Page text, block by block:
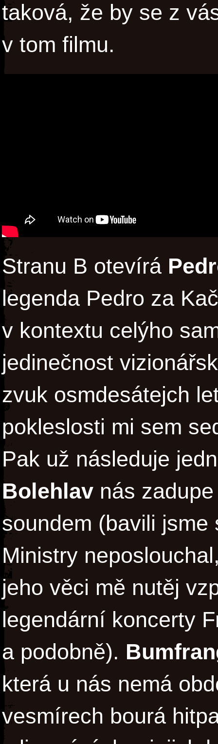
taková, že by se z
v tom filmu.
Stranu B otevírá
legenda Pedro za
v kontextu celýho
jedinečnost
zvuk osmdesátejch
pokleslosti mi sem
Pak už následuje
Bolehlav nás
soundem (bavili
Ministry
jeho věci mě nutěj
legendární koncerty
a podobně).
která u nás nemá
vesmírech bourá